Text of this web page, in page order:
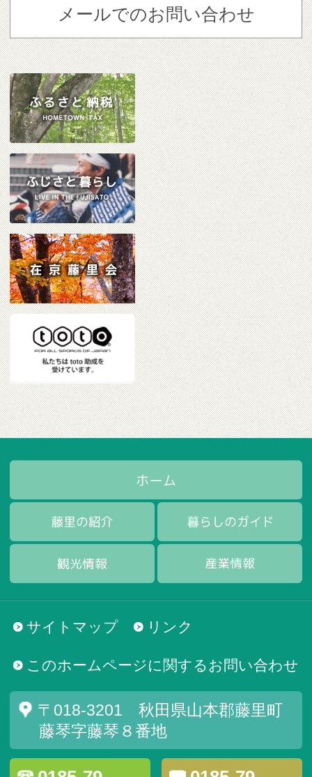
メールでのお問い合わせ
サイトマップ リンク
このホームページに関するお問い合わせ
〒018-3201 秋田県山本郡藤里町
藤琴字藤琴８番地